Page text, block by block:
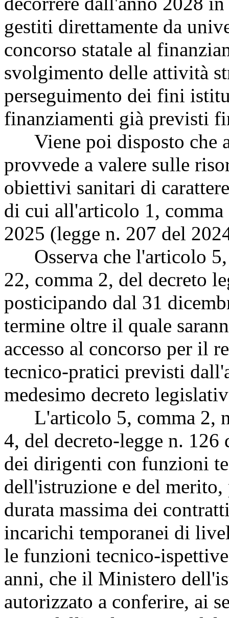
gestiti direttamente da
concorso statale al
svolgimento delle attività
perseguimento dei fini
finanziamenti già previsti
Viene poi disposto che
provvede a valere sulle
obiettivi sanitari di
di cui all'articolo 1,
2025 (legge n. 207 del
Osserva che l'articolo 5,
22, comma 2, del decreto
posticipando dal 31
termine oltre il quale
accesso al concorso per il
tecnico-pratici previsti
medesimo decreto
L'articolo 5, comma 2,
4, del decreto-legge n.
dei dirigenti con funzioni
dell'istruzione e del
durata massima dei
incarichi temporanei di
le funzioni tecnico-
anni, che il Ministero
autorizzato a conferire, ai